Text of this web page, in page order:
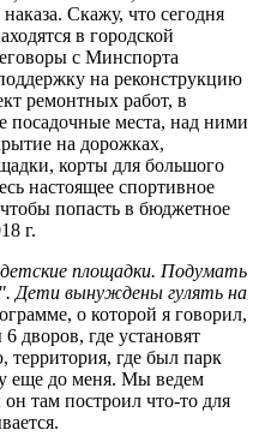
Скажу, что сегодня
в городской
с Минспорта
на реконструкцию
ремонтных работ, в
посадочные места, над ними
на дорожках,
корты для большого
настоящее спортивное
попасть в бюджетное
г.
площадки. Подумать
Дети вынуждены гулять на
о которой я говорил,
дворов, где установят
где был парк
еще до меня. Мы ведем
там построил что-то для